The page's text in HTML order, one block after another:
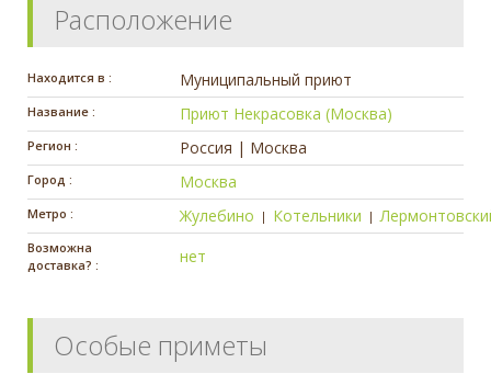
Расположение
Находится в : Муниципальный приют
Название : Приют Некрасовка (Москва)
Регион : Россия | Москва
Город : Москва
Метро : Жулебино | Котельники |
Возможна
доставка? :
нет
Особые приметы